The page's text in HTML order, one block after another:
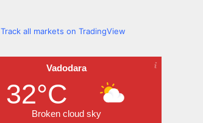
Track all markets on TradingView
Vadodara
32°C
Broken cloud sky